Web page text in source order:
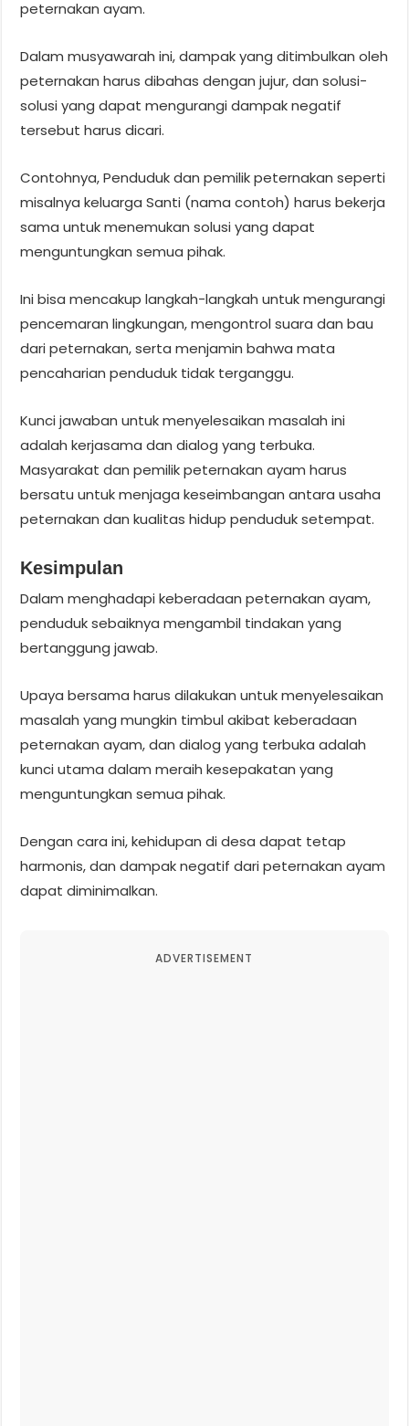
peternakan ayam.
Dalam musyawarah ini, dampak yang ditimbulkan oleh
peternakan harus dibahas dengan jujur, dan solusi-
solusi yang dapat mengurangi dampak negatif
tersebut harus dicari.
Contohnya, Penduduk dan pemilik peternakan seperti
misalnya keluarga Santi (nama contoh) harus bekerja
sama untuk menemukan solusi yang dapat
menguntungkan semua pihak.
Ini bisa mencakup langkah-langkah untuk mengurangi
pencemaran lingkungan, mengontrol suara dan bau
dari peternakan, serta menjamin bahwa mata
pencaharian penduduk tidak terganggu.
Kunci jawaban untuk menyelesaikan masalah ini
adalah kerjasama dan dialog yang terbuka.
Masyarakat dan pemilik peternakan ayam harus
bersatu untuk menjaga keseimbangan antara usaha
peternakan dan kualitas hidup penduduk setempat.
Kesimpulan
Dalam menghadapi keberadaan peternakan ayam,
penduduk sebaiknya mengambil tindakan yang
bertanggung jawab.
Upaya bersama harus dilakukan untuk menyelesaikan
masalah yang mungkin timbul akibat keberadaan
peternakan ayam, dan dialog yang terbuka adalah
kunci utama dalam meraih kesepakatan yang
menguntungkan semua pihak.
Dengan cara ini, kehidupan di desa dapat tetap
harmonis, dan dampak negatif dari peternakan ayam
dapat diminimalkan.
ADVERTISEMENT